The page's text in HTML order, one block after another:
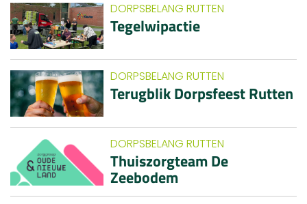
DORPSBELANG RUTTEN
Tegelwipactie
DORPSBELANG RUTTEN
Terugblik Dorpsfeest Rutten
DORPSBELANG RUTTEN
Thuiszorgteam De
Zeebodem